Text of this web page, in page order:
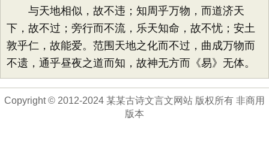
与天地相似，故不违；知周乎万物，而道济天
下，故不过；旁行而不流，乐天知命，故不忧；安土
敦乎仁，故能爱。范围天地之化而不过，曲成万物而
不遗，通乎昼夜之道而知，故神无方而《易》无体。
Copyright © 2012-2024 某某古诗文言文网站 版权所有 非商用
版本